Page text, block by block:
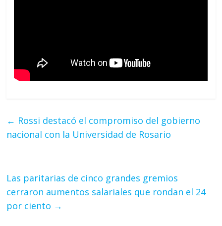
← Rossi destacó el compromiso del gobierno
nacional con la Universidad de Rosario
Las paritarias de cinco grandes gremios
cerraron aumentos salariales que rondan el 24
por ciento →